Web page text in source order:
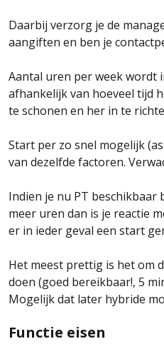
Daarbij verzorg je de
aangiften en ben je
Aantal uren per week wordt
afhankelijk van hoeveel tijd
te schonen en her in te
Start per zo snel mogelijk
van dezelfde factoren.
Indien je nu PT
meer uren dan is je reactie
er in ieder geval een start
Het meest prettig is het om
doen (goed bereikbaar!, 5
Mogelijk dat later hybride
Functie eisen